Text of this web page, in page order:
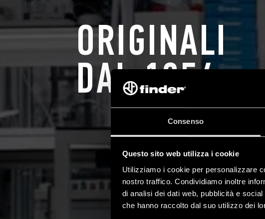
Consenso
Questo sito web utilizza i cookie
Utilizziamo i cookie per personalizzare
nostro traffico. Condividiamo inoltre
di analisi dei dati web, pubblicità e
che hanno raccolto dal suo utilizzo dei
ORIGINALI
DAL 1954